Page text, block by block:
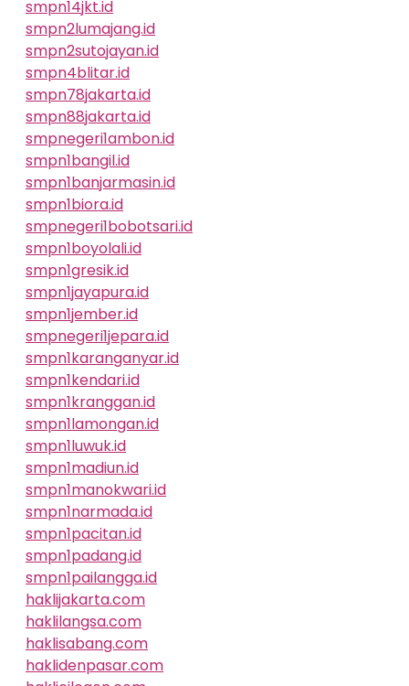
smpn14jkt.id
smpn2lumajang.id
smpn2sutojayan.id
smpn4blitar.id
smpn78jakarta.id
smpn88jakarta.id
smpnegeri1ambon.id
smpn1bangil.id
smpn1banjarmasin.id
smpn1biora.id
smpnegeri1bobotsari.id
smpn1boyolali.id
smpn1gresik.id
smpn1jayapura.id
smpn1jember.id
smpnegeri1jepara.id
smpn1karanganyar.id
smpn1kendari.id
smpn1kranggan.id
smpn1lamongan.id
smpn1luwuk.id
smpn1madiun.id
smpn1manokwari.id
smpn1narmada.id
smpn1pacitan.id
smpn1padang.id
smpn1pailangga.id
haklijakarta.com
haklilangsa.com
haklisabang.com
haklidenpasar.com